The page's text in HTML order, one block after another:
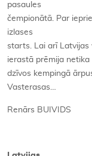
pasaules
čempionātā. Par
izlases
starts. Lai arī Latvijas
ierastā prēmija
dzīvos kempingā
Vasterasas…
Renārs BUIVIDS